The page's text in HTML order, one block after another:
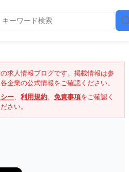
求人情報ブログです。掲載情報は参
企業の公式情報をご確認ください。
ー、 利用規約、 免責事項をご確認く
ださい。